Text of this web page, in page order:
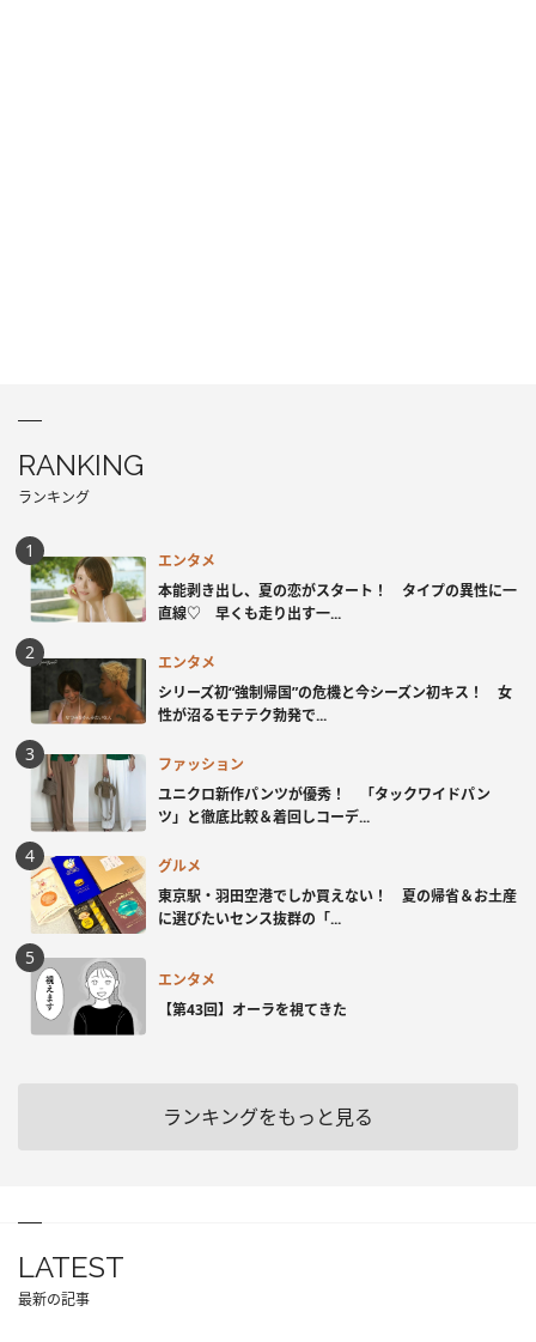
RANKING
ランキング
エンタメ
本能剥き出し、夏の恋がスタート！ タイプの異性に一
直線♡ 早くも走り出す一...
エンタメ
シリーズ初“強制帰国”の危機と今シーズン初キス！ 女
性が沼るモテテク勃発で...
ファッション
ユニクロ新作パンツが優秀！ 「タックワイドパン
ツ」と徹底比較＆着回しコーデ...
グルメ
東京駅・羽田空港でしか買えない！ 夏の帰省＆お土産
に選びたいセンス抜群の「...
エンタメ
【第43回】オーラを視てきた
ランキングをもっと見る
LATEST
最新の記事